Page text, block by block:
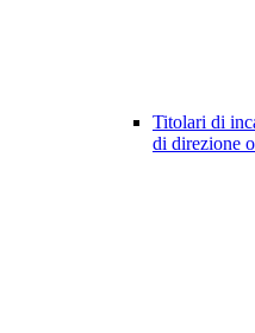
Titolari di
di direzione